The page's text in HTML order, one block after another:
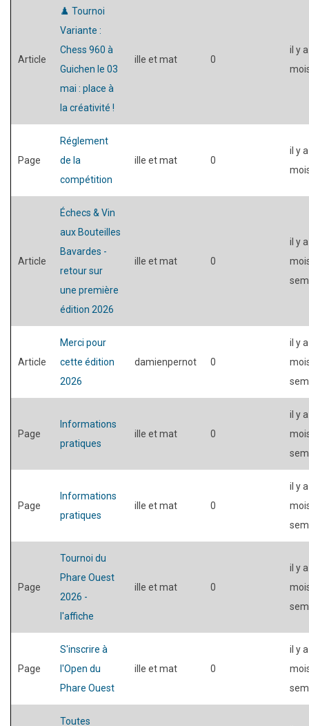
Article
♟️ Tournoi
Variante :
Chess 960 à
Guichen le 03
mai : place à
la créativité !
ille et mat 0
il y
Page
Réglement
de la
compétition
ille et mat 0
il y
Article
Échecs & Vin
aux Bouteilles
Bavardes -
retour sur
une première
édition 2026
ille et mat 0
il y
Article
Merci pour
cette édition
2026
damienpernot 0
il y
Page
Informations
pratiques
ille et mat 0
il y
Page
Informations
pratiques
ille et mat 0
il y
Page
Tournoi du
Phare Ouest
2026 -
l'affiche
ille et mat 0
il y
Page
S'inscrire à
l'Open du
Phare Ouest
ille et mat 0
il y
Toutes